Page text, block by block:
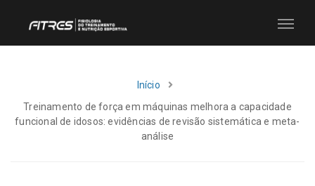
Início
Treinamento de força em máquinas melhora a capacidade
funcional de idosos: evidências de revisão sistemática e meta-
análise